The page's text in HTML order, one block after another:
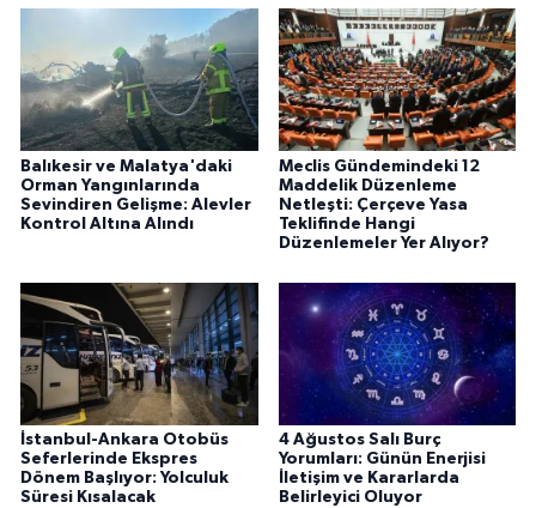
Balıkesir ve Malatya'daki
Orman Yangınlarında
Sevindiren Gelişme: Alevler
Kontrol Altına Alındı
Meclis Gündemindeki 12
Maddelik Düzenleme
Netleşti: Çerçeve Yasa
Teklifinde Hangi
Düzenlemeler Yer Alıyor?
İstanbul-Ankara Otobüs
Seferlerinde Ekspres
Dönem Başlıyor: Yolculuk
Süresi Kısalacak
4 Ağustos Salı Burç
Yorumları: Günün Enerjisi
İletişim ve Kararlarda
Belirleyici Oluyor